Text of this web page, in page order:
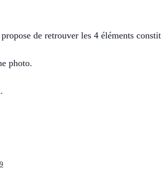
de retrouver les 4 éléments
photo.